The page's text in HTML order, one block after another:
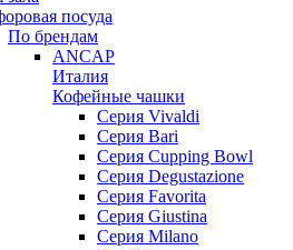
посуда
По брендам
ANCAP
Италия
Кофейные чашки
Cерия Vivaldi
Серия Bari
Серия Cupping Bowl
Серия Degustazione
Серия Favorita
Серия Giustina
Серия Milano